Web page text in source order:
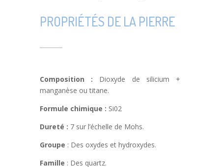
PROPRIÉTÉS DE LA PIERRE
Composition : Dioxyde de silicium +
manganèse ou titane.
Formule chimique : Si02
Dureté : 7 sur l’échelle de Mohs.
Groupe : Des oxydes et hydroxydes.
Famille : Des quartz.